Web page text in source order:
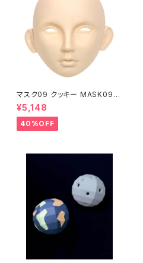
マスク09 クッキー MASK09
“COOKIE”
¥5,148
40%OFF